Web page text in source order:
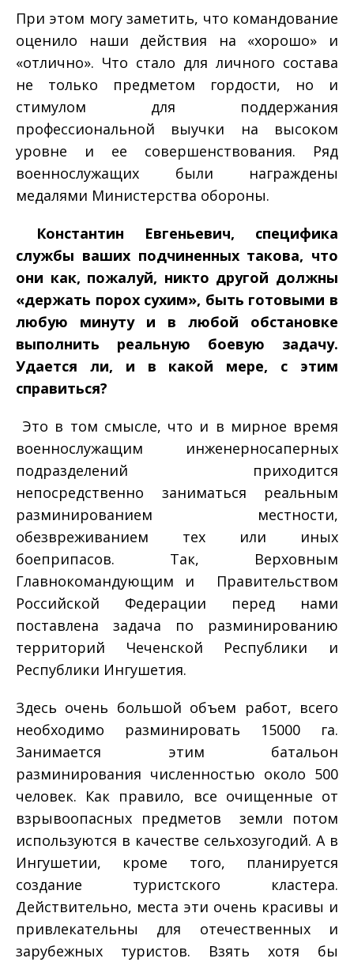
При этом могу заметить, что командование
оценило наши действия на «хорошо» и
«отлично». Что стало для личного состава
не только предметом гордости, но и
стимулом для поддержания
профессиональной выучки на высоком
уровне и ее совершенствования. Ряд
военнослужащих были награждены
медалями Министерства обороны.
­ Константин Евгеньевич, специфика
службы ваших подчиненных такова, что
они как, пожалуй, никто другой должны
«держать порох сухим», быть готовыми в
любую минуту и в любой обстановке
выполнить реальную боевую задачу.
Удается ли, и в какой мере, с этим
справиться?
­ Это в том смысле, что и в мирное время
военнослужащим инженерно­саперных
подразделений приходится
непосредственно заниматься реальным
разминированием местности,
обезвреживанием тех или иных
боеприпасов. Так, Верховным
Главнокомандующим и Правительством
Российской Федерации перед нами
поставлена задача по разминированию
территорий Чеченской Республики и
Республики Ингушетия.
Здесь очень большой объем работ, всего
необходимо разминировать 15000 га.
Занимается этим батальон
разминирования численностью около 500
человек. Как правило, все очищенные от
взрывоопасных предметов земли потом
используются в качестве сельхозугодий. А в
Ингушетии, кроме того, планируется
создание туристского кластера.
Действительно, места эти очень красивы и
привлекательны для отечественных и
зарубежных туристов. Взять хотя бы